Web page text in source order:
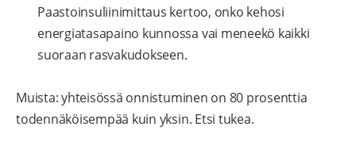
Paastoinsuliinimittaus kertoo, onko kehosi
energiatasapaino kunnossa vai meneekö kaikki
suoraan rasvakudokseen.
Muista: yhteisössä onnistuminen on 80 prosenttia
todennäköisempää kuin yksin. Etsi tukea.